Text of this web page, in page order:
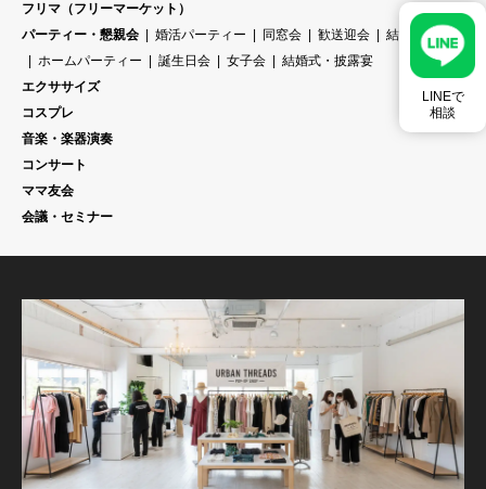
LINEで
相談
フリマ（フリーマーケット）
パーティー・懇親会
婚活パーティー 同窓会 歓送迎会
結婚式二次会
ホームパーティー
誕生日会 女子会
結婚式・披露宴
エクササイズ
コスプレ
音楽・楽器演奏
コンサート
ママ友会
会議・セミナー